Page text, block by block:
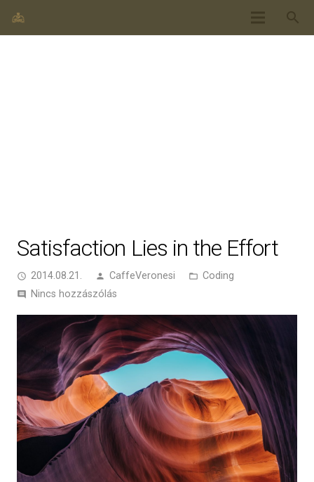
search
Satisfaction Lies in the Effort
access_time 2014.08.21. person CaffeVeronesi folder_open Coding
comment Nincs hozzászólás